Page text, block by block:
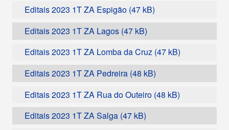
Editais 2023 1T ZA Espigão
Editais 2023 1T ZA Lagos
Editais 2023 1T ZA Lomba da Cruz
Editais 2023 1T ZA Pedreira
Editais 2023 1T ZA Rua do Outeiro
Editais 2023 1T ZA Salga